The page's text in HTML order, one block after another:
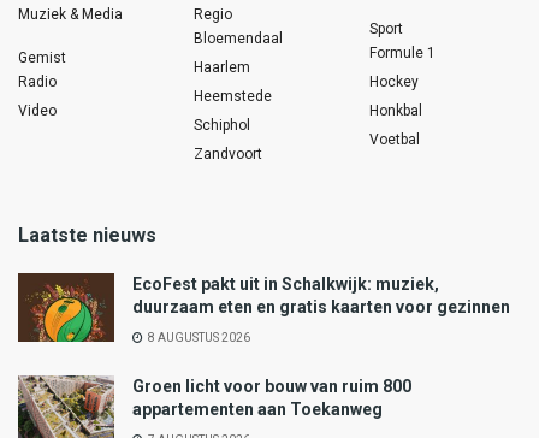
Muziek & Media
Gemist
Radio
Video
Regio
Bloemendaal
Haarlem
Heemstede
Schiphol
Zandvoort
Sport
Formule 1
Hockey
Honkbal
Voetbal
Laatste nieuws
EcoFest pakt uit in Schalkwijk: muziek,
duurzaam eten en gratis kaarten voor gezinnen
8 AUGUSTUS 2026
Groen licht voor bouw van ruim 800
appartementen aan Toekanweg